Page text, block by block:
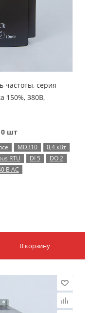
150%, 380B,
0 шт
MD310
0,4 кВт
RTU DI 5
DO 2
В AC
В корзину